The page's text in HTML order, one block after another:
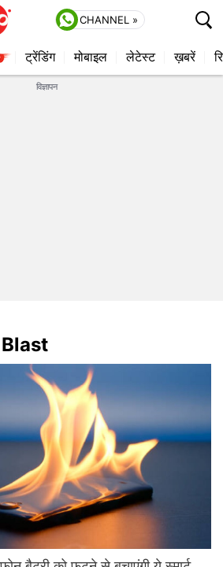
CHANNEL »
ट्रेंडिंग मोबाइल लेटेस्ट ख़बरें
विज्ञापन